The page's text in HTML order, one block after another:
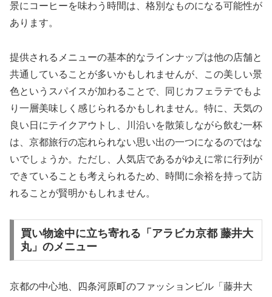
景にコーヒーを味わう時間は、格別なものになる可能性が
あります。
提供されるメニューの基本的なラインナップは他の店舗と
共通していることが多いかもしれませんが、この美しい景
色というスパイスが加わることで、同じカフェラテでもよ
り一層美味しく感じられるかもしれません。特に、天気の
良い日にテイクアウトし、川沿いを散策しながら飲む一杯
は、京都旅行の忘れられない思い出の一つになるのではな
いでしょうか。ただし、人気店であるがゆえに常に行列が
できていることも考えられるため、時間に余裕を持って訪
れることが賢明かもしれません。
買い物途中に立ち寄れる「アラビカ京都 藤井大
丸」のメニュー
京都の中心地、四条河原町のファッションビル「藤井大